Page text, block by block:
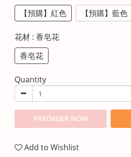
【預購】紅色
【預購】藍色
花材 : 香皂花
香皂花
Quantity
PREORDER NOW
Add to Wishlist